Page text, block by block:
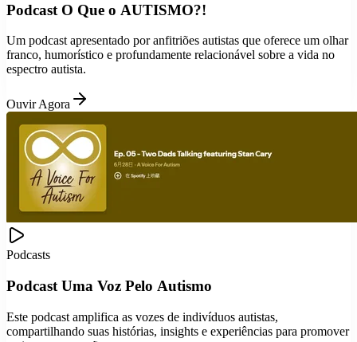
Podcast O Que o AUTISMO?!
Um podcast apresentado por anfitriões autistas que oferece um olhar
franco, humorístico e profundamente relacionável sobre a vida no
espectro autista.
Ouvir Agora
Podcasts
Podcast Uma Voz Pelo Autismo
Este podcast amplifica as vozes de indivíduos autistas,
compartilhando suas histórias, insights e experiências para promover